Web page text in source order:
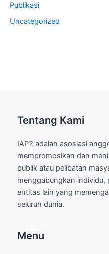
Publikasi
Uncategorized
Tentang Kami
IAP2 adalah asosiasi
mempromosikan dan
publik atau pelibatan
menggabungkan individu,
entitas lain yang
seluruh dunia.
Menu